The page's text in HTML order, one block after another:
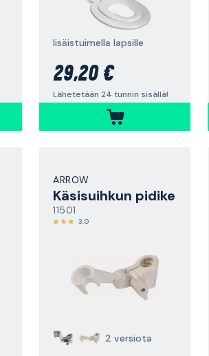
lisäistuimella lapsille
29,20 €
Lähetetään 24 tunnin sisällä!
ARROW
Käsisuihkun pidike
11501
3,0
2 versiota